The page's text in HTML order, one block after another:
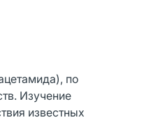
по
Изучение
известных